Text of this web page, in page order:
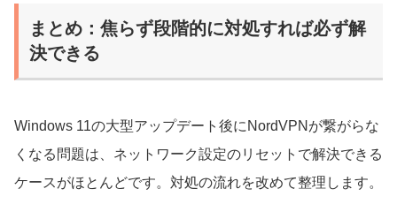
まとめ：焦らず段階的に対処すれば必ず解
決できる
Windows 11の大型アップデート後にNordVPNが繋がらな
くなる問題は、ネットワーク設定のリセットで解決できる
ケースがほとんどです。対処の流れを改めて整理します。